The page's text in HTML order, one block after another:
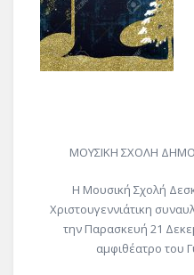
ΜΟΥΣΙΚΗ ΣΧΟΛΗ
Η Μουσική Σχολή
Χριστουγεννιάτικη
την Παρασκευή 21
αμφιθέατρο του